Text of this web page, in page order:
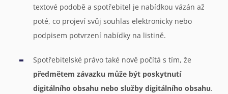
textové podobě a spotřebitel je nabídkou vázán až
poté, co projeví svůj souhlas elektronicky nebo
podpisem potvrzení nabídky na listině.
Spotřebitelské právo také nově počítá s tím, že
předmětem závazku může být poskytnutí
digitálního obsahu nebo služby digitálního obsahu.